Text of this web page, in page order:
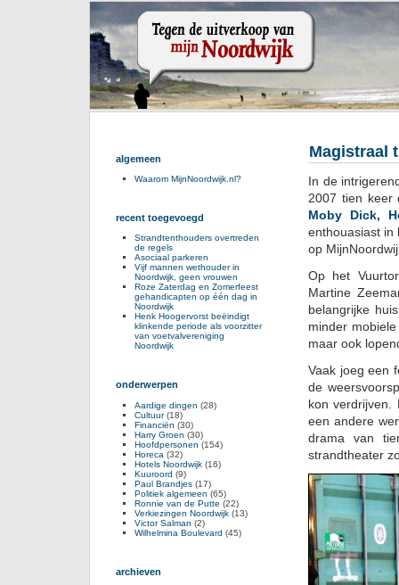
Magistraal
In de
2007 tien keer
Moby Dick,
enthouasiast in
op
Op het
Martine
belangrijke
minder
maar ook
Vaak joeg een
de
kon verdrijven.
een andere
drama van
strandtheater
algemeen
Waarom MijnNoordwijk.nl?
recent toegevoegd
Strandtenthouders overtreden
de regels
Asociaal parkeren
Vijf mannen wethouder in
Noordwijk, geen vrouwen
Roze Zaterdag en Zomerfeest
gehandicapten op één dag in
Noordwijk
Henk Hoogervorst beëindigt
klinkende periode als voorzitter
van voetvalvereniging
Noordwijk
onderwerpen
Aardige dingen (28)
Cultuur(18)
Financiën (30)
Harry Groen (30)
Hoofdpersonen (154)
Horeca (32)
Hotels Noordwijk (16)
Kuuroord (9)
Paul Brandjes (17)
Politiek algemeen (65)
Ronnie van de Putte (22)
Verkiezingen Noordwijk (13)
Victor Salman (2)
Wilhelmina Boulevard (45)
archieven